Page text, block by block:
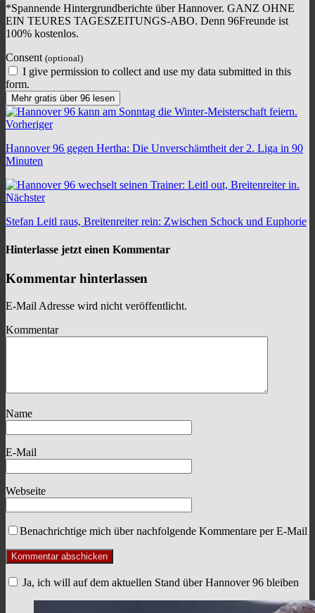
*Spannende Hintergrundberichte über Hannover. GANZ OHNE
EIN TEURES TAGESZEITUNGS-ABO. Denn 96Freunde ist
100% kostenlos.
Consent (optional)
I give permission to collect and use my data submitted in this
form.
Mehr gratis über 96 lesen
Vorheriger
Hannover 96 gegen Hertha: Die Unverschämtheit der 2. Liga in 90
Minuten
Nächster
Stefan Leitl raus, Breitenreiter rein: Zwischen Schock und Euphorie
Hinterlasse jetzt einen Kommentar
Kommentar hinterlassen
E-Mail Adresse wird nicht veröffentlicht.
Kommentar
Name
E-Mail
Webseite
Benachrichtige mich über nachfolgende Kommentare per E-Mail
Ja, ich will auf dem aktuellen Stand über Hannover 96 bleiben